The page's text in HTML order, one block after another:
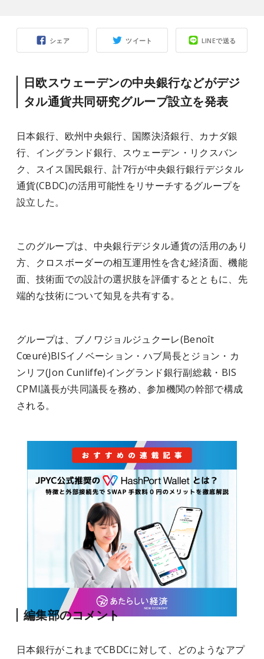
シェア ツイート LINEで送る
日欧スウェーデンの中央銀行などがデジ
タル通貨共同研究グループ設立を発表
日本銀行、欧州中央銀行、国際決済銀行、カナダ銀
行、イングランド銀行、スウェーデン・リクスバン
ク、スイス国民銀行、計7行が中央銀行銀行デジタル
通貨(CBDC)の活用可能性をリサーチするグループを
設立した。
このグループは、中央銀行デジタル通貨の活用のあり
方、クロスボーダーの相互運用性を含む経済面、機能
面、技術面での設計の選択肢を評価するとともに、先
端的な技術について知見を共有する。
グループは、ブノワジョルジュクーレ(Benoît
Cœuré)BISイノベーション・ハブ局長とジョン・カ
ンリフ(Jon Cunliffe)イングランド銀行副総裁・BIS
CPMI議長が共同議長を務め、参加機関の幹部で構成
される。
編集部のコメント
日本銀行がこれまでCBDCに対して、どのようなアプ